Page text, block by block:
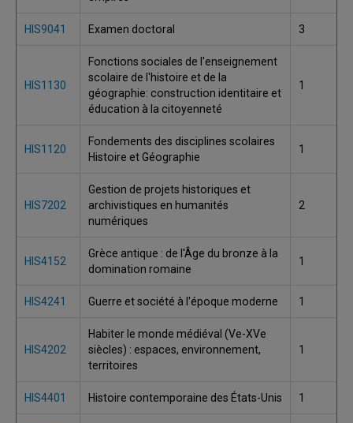
HIS9041 Examen doctoral 3
HIS1130
Fonctions sociales de l'enseignement
scolaire de l'histoire et de la
géographie: construction identitaire et
éducation à la citoyenneté
1
HIS1120
Fondements des disciplines scolaires
Histoire et Géographie
1
HIS7202
Gestion de projets historiques et
archivistiques en humanités
numériques
2
HIS4152
Grèce antique : de l'Âge du bronze à la
domination romaine
1
HIS4241 Guerre et société à l'époque moderne 1
HIS4202
Habiter le monde médiéval (Ve-XVe
siècles) : espaces, environnement,
territoires
1
HIS4401 Histoire contemporaine des États-Unis 1